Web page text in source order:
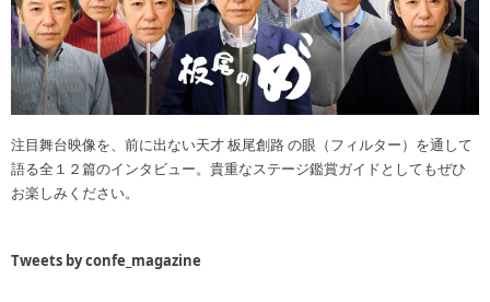
注目舞台映像を、前に出ない天才 板尾創路 の眼（フィルター）を通して
語る全１２篇のインタビュー。貴重なステージ鑑賞ガイドとしてもぜひ
お楽しみください。
Tweets by confe_magazine